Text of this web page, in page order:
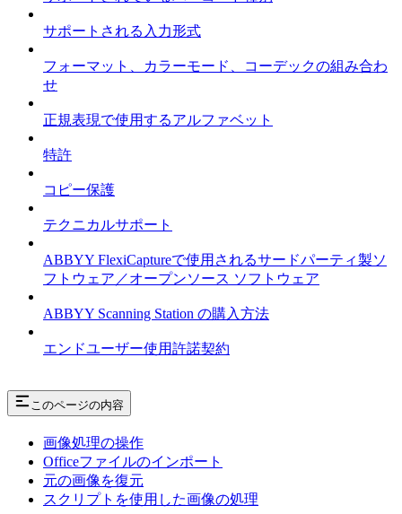
サポートされる入力形式
フォーマット、カラーモード、コーデックの組み合わ
せ
正規表現で使用するアルファベット
特許
コピー保護
テクニカルサポート
ABBYY FlexiCaptureで使用されるサードパーティ製ソ
フトウェア／オープンソース ソフトウェア
ABBYY Scanning Station の購入方法
エンドユーザー使用許諾契約
このページの内容
画像処理の操作
Officeファイルのインポート
元の画像を復元
スクリプトを使用した画像の処理